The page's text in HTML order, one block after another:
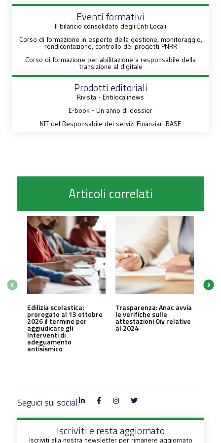
Eventi formativi
Il bilancio consolidato degli Enti Locali
Corso di formazione in esperto della gestione, monitoraggio,
rendicontazione, controllo dei progetti PNRR
Corso di formazione per abilitazione a responsabile della
transizione al digitale
Prodotti editoriali
Rivista - Entilocalinews
E-book - Un anno di dossier
KIT del Responsabile dei servizi Finanziari BASE
Articoli correlati
Edilizia scolastica:
prorogato al 13 ottobre
2026 il termine per
aggiudicare gli
Interventi di
adeguamento
antisismico
Trasparenza: Anac avvia
le verifiche sulle
attestazioni Oiv relative
al 2024
Seguici sui social:
Iscriviti e resta aggiornato
Iscriviti alla nostra newsletter per rimanere aggiornato